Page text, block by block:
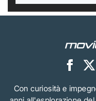
Con curiosità e